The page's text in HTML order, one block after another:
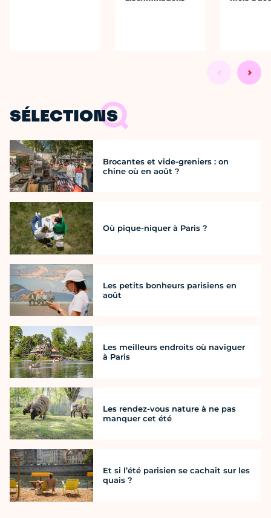
SÉLECTIONS
Brocantes et vide-greniers : on
chine où en août ?
Où pique-niquer à Paris ?
Les petits bonheurs parisiens en
août
Les meilleurs endroits où naviguer
à Paris
Les rendez-vous nature à ne pas
manquer cet été
Et si l’été parisien se cachait sur les
quais ?